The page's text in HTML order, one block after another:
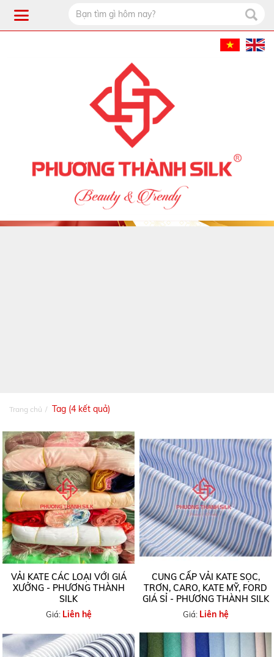
Trang chủ Tag (4 kết quả)
VẢI KATE CÁC LOẠI VỚI GIÁ
XƯỞNG - PHƯƠNG THÀNH
SILK
Giá: Liên hệ
CUNG CẤP VẢI KATE SỌC,
TRƠN, CARO, KATE MỸ, FORD
GIÁ SỈ - PHƯƠNG THÀNH SILK
Giá: Liên hệ